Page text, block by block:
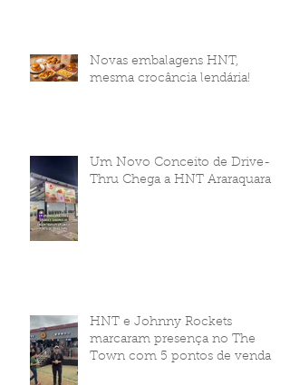
Novas embalagens HNT,
mesma crocância lendária!
Um Novo Conceito de Drive-
Thru Chega a HNT Araraquara
HNT e Johnny Rockets
marcaram presença no The
Town com 5 pontos de venda